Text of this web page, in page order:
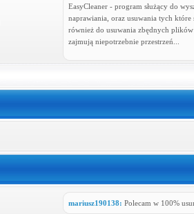
EasyCleaner - program służący do
naprawiania, oraz usuwania tych które
również do usuwania zbędnych
zajmują niepotrzebnie przestrzeń...
mariusz190138: Polecam w 100%